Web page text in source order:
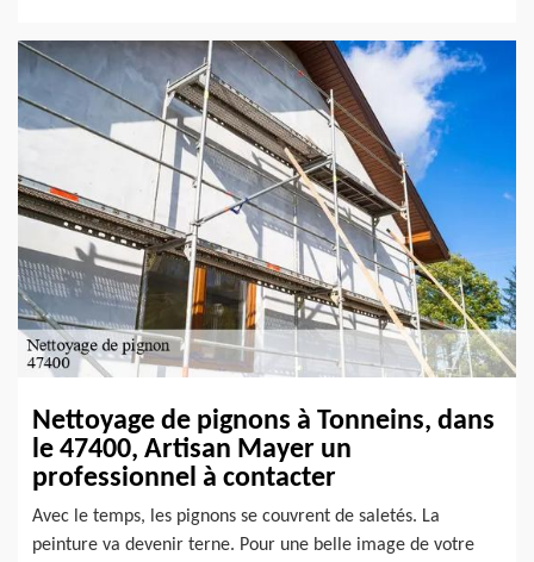
Nettoyage de pignons à Tonneins, dans
le 47400, Artisan Mayer un
professionnel à contacter
Avec le temps, les pignons se couvrent de saletés. La
peinture va devenir terne. Pour une belle image de votre